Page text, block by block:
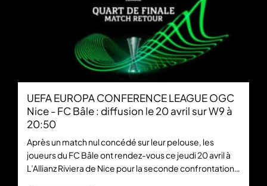
UEFA EUROPA CONFERENCE LEAGUE OGC
Nice - FC Bâle : diffusion le 20 avril sur W9 à
20:50
Après un match nul concédé sur leur pelouse, les
joueurs du FC Bâle ont rendez-vous ce jeudi 20 avril à
L’Allianz Riviera de Nice pour la seconde confrontation